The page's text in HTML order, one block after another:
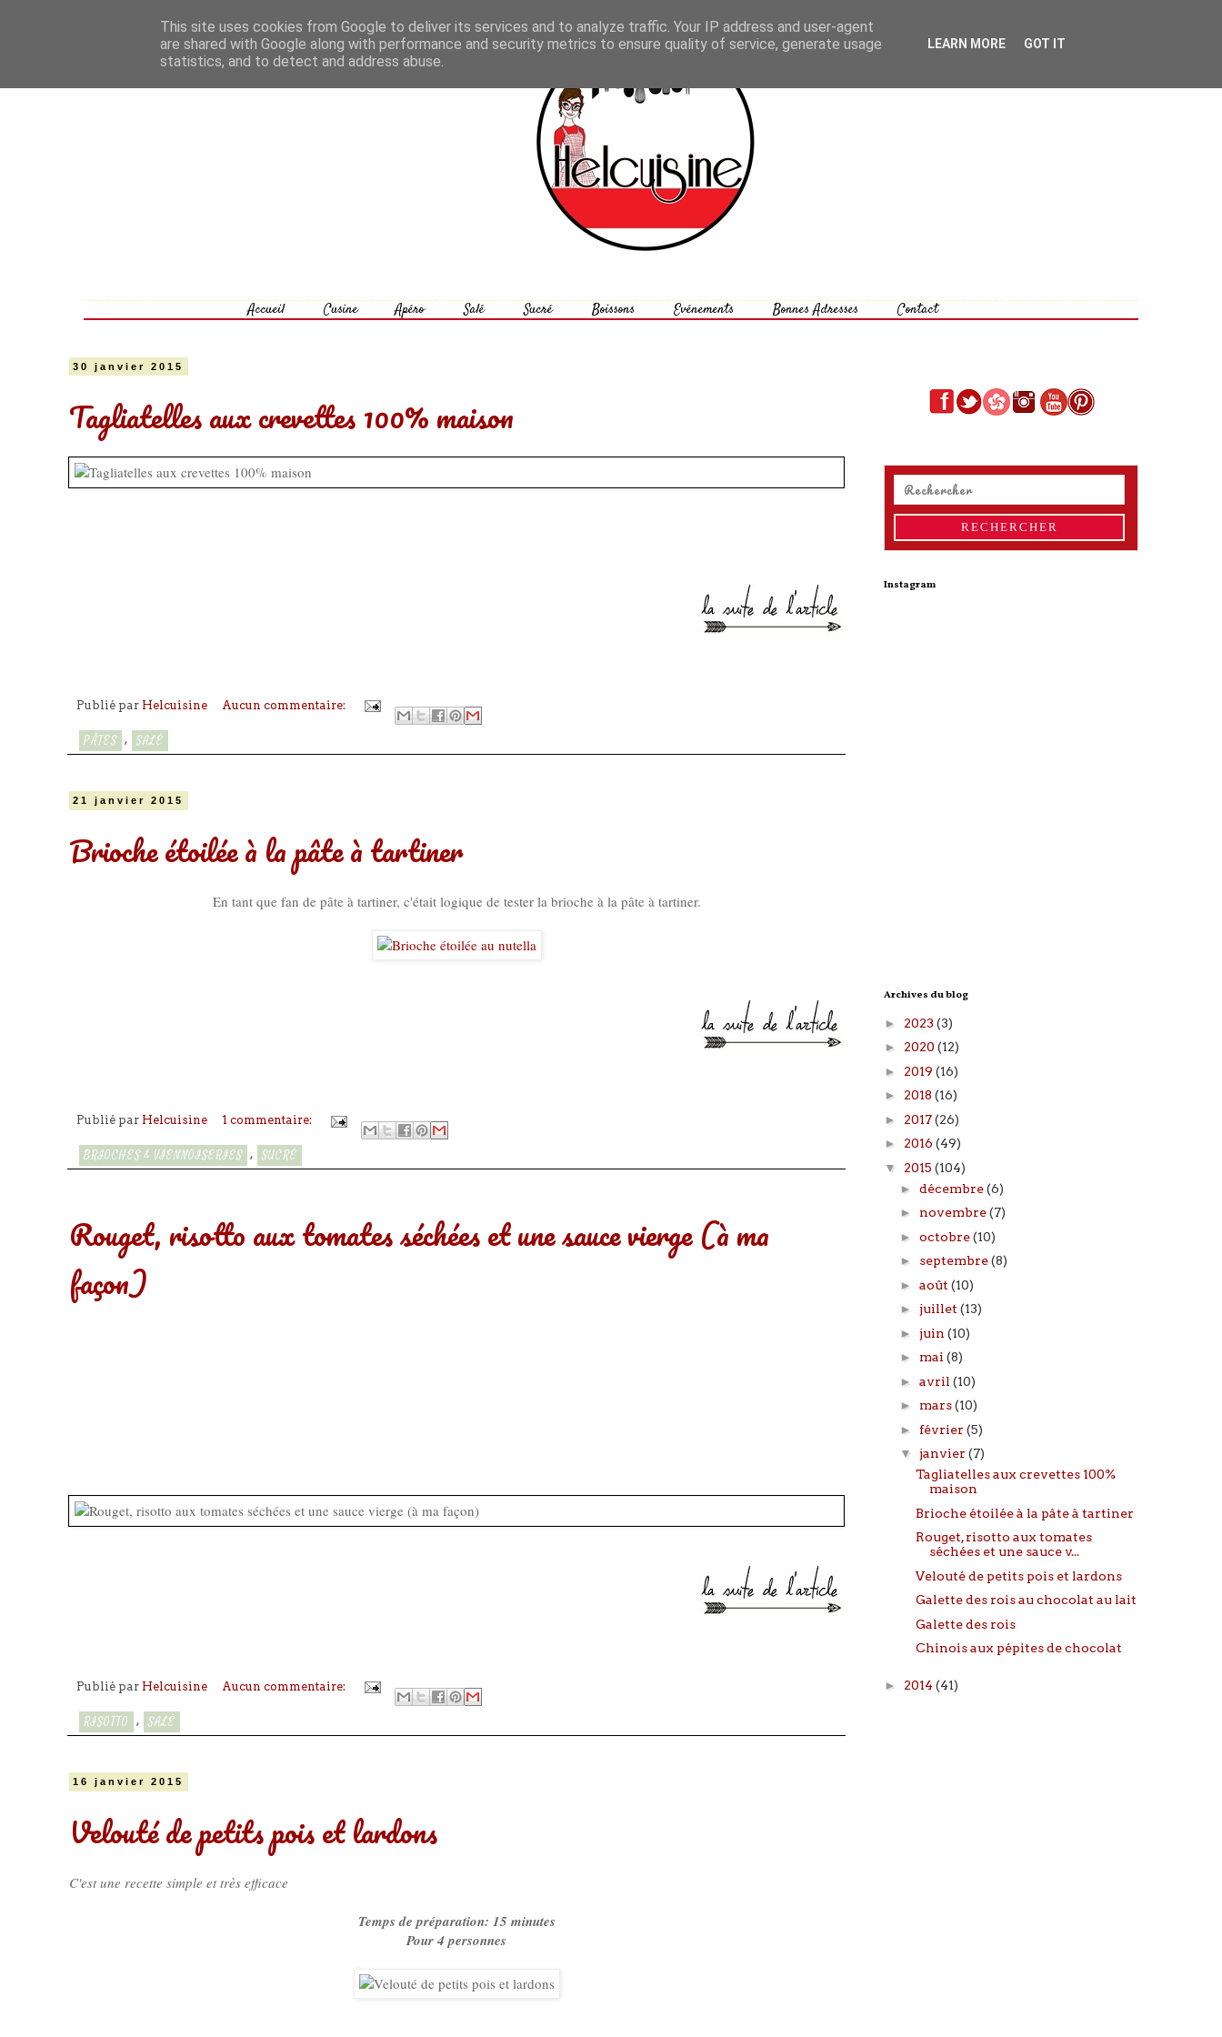
Accueil Cusine Apéro Salé Sucré Boissons Evénements Bonnes Adresses Contact
30 janvier 2015
Tagliatelles aux crevettes 100% maison
Publié par Helcuisine Aucun commentaire:
PÂTES , SALÉ
21 janvier 2015
Brioche étoilée à la pâte à tartiner
En tant que fan de pâte à tartiner, c'était logique de tester la brioche à la pâte à tartiner.
Publié par Helcuisine 1 commentaire:
BRIOCHES & VIENNOISERIES , SUCRÉ
Rouget, risotto aux tomates séchées et une sauce vierge (à ma
façon)
Publié par Helcuisine Aucun commentaire:
RISOTTO , SALÉ
16 janvier 2015
Velouté de petits pois et lardons
C'est une recette simple et très efficace
Temps de préparation: 15 minutes
Pour 4 personnes
Instagram
Archives du blog
► 2023 (3)
► 2020 (12)
► 2019 (16)
► 2018 (16)
► 2017(26)
► 2016 (49)
▼ 2015 (104)
► décembre(6)
► novembre(7)
► octobre(10)
► septembre(8)
► août (10)
► juillet (13)
► juin (10)
► mai (8)
► avril (10)
► mars(10)
► février (5)
▼ janvier (7)
Tagliatelles aux crevettes 100%
maison
Brioche étoilée à la pâte à tartiner
Rouget, risotto aux tomates
séchées et une sauce v...
Velouté de petits pois et lardons
Galette des rois au chocolat au lait
Galette des rois
Chinois aux pépites de chocolat
► 2014 (41)
This site uses cookies from Google to deliver its services and to analyze traffic. Your IP address and user-agent
are shared with Google along with performance and security metrics to ensure quality of service, generate usage
statistics, and to detect and address abuse.
LEARN MORE GOT IT